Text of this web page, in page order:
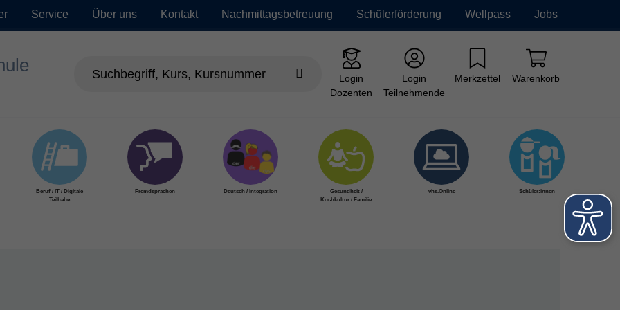
Service Über uns Kontakt Nachmittagsbetreuung Schülerförderung Wellpass Jobs
Login
Dozenten
Login
Teilnehmende
Merkzettel Warenkorb
Beruf / IT / Digitale
Teilhabe
Fremdsprachen Deutsch / Integration
Gesundheit /
Kochkultur / Familie
vhs.Online Schüler:innen